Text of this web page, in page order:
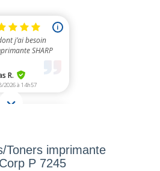
Toners imprimante
P 7245